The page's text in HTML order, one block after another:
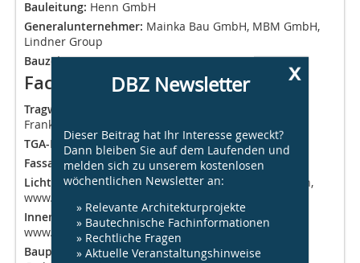
Bauleitung: Henn GmbH
Generalunternehmer: Mainka Bau GmbH, MBM GmbH,
Lindner Group
Bauzeit:2017- 2020
Fachplaner
Tragwerksplaner:
Frankfurt a.M., www.bollinger-grohmann.com
TGA-Planer:m+p gruppe, www.mp-gruppe.de
Fassade:Bollinger + Grohmann Ingenieure
Lichtplaner:Lichtvision Design & Engeneering, Berlin,
www.lichtvision.com/de
Innenarchitekt:Kinzo Architekten GmbH, Berlin,
www.kinzo-berlin.de
Bauphysik, Akustik- und Energieplaner:Müller-BBM
x
DBZ Newsletter
Dieser Beitrag hat Ihr Interesse geweckt?
Dann bleiben Sie auf dem Laufenden und
melden sich zu unserem kostenlosen
wöchentlichen Newsletter an:
» Relevante Architekturprojekte
» Bautechnische Fachinformationen
» Rechtliche Fragen
» Aktuelle Veranstaltungshinweise